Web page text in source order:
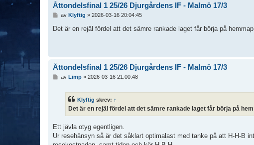
Åttondelsfinal 1 25/26 Djurgårdens IF - Malmö 17/3
l
av Klyftig » 2026-03-16 20:04:45
Det är en rejäl fördel att det sämre rankade laget får börja på
Åttondelsfinal 1 25/26 Djurgårdens IF - Malmö 17/3
av Limp» 2026-03-16 21:00:48
Klyftig skrev: ↑
Det är en rejäl fördel att det sämre rankade laget får börja på
Ett jävla otyg egentligen.
Ur resehänsyn så är det såklart optimalast med tanke på att H-H-B